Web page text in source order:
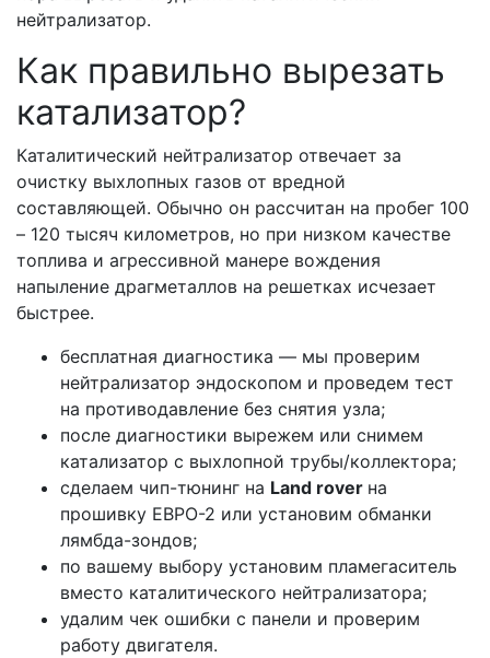
нейтрализатор.
Как правильно вырезать
катализатор?
Каталитический нейтрализатор отвечает за
очистку выхлопных газов от вредной
составляющей. Обычно он рассчитан на пробег 100
– 120 тысяч километров, но при низком качестве
топлива и агрессивной манере вождения
напыление драгметаллов на решетках исчезает
быстрее.
бесплатная диагностика — мы проверим
нейтрализатор эндоскопом и проведем тест
на противодавление без снятия узла;
после диагностики вырежем или снимем
катализатор с выхлопной трубы/коллектора;
сделаем чип-тюнинг на Land rover на
прошивку ЕВРО-2 или установим обманки
лямбда-зондов;
по вашему выбору установим пламегаситель
вместо каталитического нейтрализатора;
удалим чек ошибки с панели и проверим
работу двигателя.